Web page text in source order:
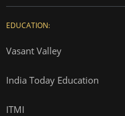
EDUCATION:
Vasant Valley
India Today Education
ITMI